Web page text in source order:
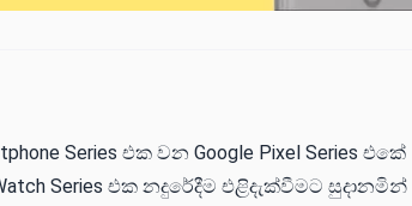
Series එක වන Google Pixel Series එකේ
Series එක නදුරේදීම එළිදැක්වීමට සුදානමින්